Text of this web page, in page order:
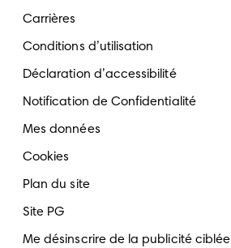
Carrières
Conditions d’utilisation
Déclaration d’accessibilité
Notification de Confidentialité
Mes données
Cookies
Plan du site
Site PG
Me désinscrire de la publicité ciblée